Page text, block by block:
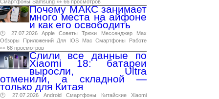
Смартфоны Samsung 👀 66 просмотров
Почему МАКС занимает
много места на айфоне
и как его освободить
🕑 27.07.2026 Apple Советы Трюки Мессенджер
Max
Обзоры
Приложений Для IOS Mac Смартфоны
Работе
👀 68 просмотров
Слили все данные по
Xiaomi 18: батареи
выросли, Ultra
отменили, а складной —
только для Китая
🕑 27.07.2026 Android Смартфоны Китайские
Xiaomi